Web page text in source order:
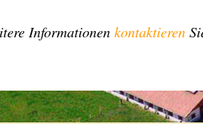
Informationen kontaktieren